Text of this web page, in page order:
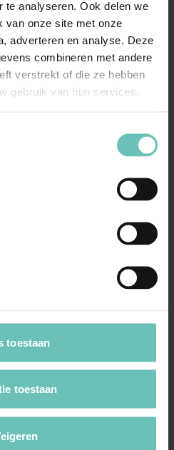
te analyseren. Ook delen we
van onze site met onze
adverteren en analyse. Deze
combineren met andere
verstrekt of die ze hebben
gebruik van hun services.
toestaan
toestaan
franchisenemer, en om de
en reputatie van het
te houden.
kunnen in aanmerking
uit hoofde van de GVTO
meer dan 30% bedraagt
hardcore beperkingen
(ook)
rechtsverhouding
franchisenemer een
activiteiten?
over het algemeen